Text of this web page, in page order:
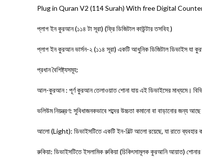
Plug in Quran V2 (114 Surah) With free Digital
প্লাগ ইন কুরআন (১১৪ টা সূরা) (ফ্রি ডিজিটাল কাউন্টার তসবিহ )
প্লাগ ইন কুরআন ভার্সন-২ (১১৪ সূরা) একটি আধুনিক ডিজিটাল ডিভাইস যা
প্রধান বৈশিষ্ট্যসমূহ:
আল-কুরআন : পূর্ণ কুরআন তেলাওয়াত শোনা যায় এই ডিভাইসের মাধ্যমে।
ভলিউম নিয়ন্ত্রণ: সুবিধাজনকভাবে শব্দের উচ্চতা কমানো বা বাড়ানোর জন্য
আলো (Light): ডিভাইসটিতে একটি ইন-বিল্ট আলো রয়েছে, যা রাতে ব্যবহার
রুকিয়া: ডিভাইসটিতে ইসলামিক রুকিয়া (চিকিৎসামূলক কুরআনি আয়াত)